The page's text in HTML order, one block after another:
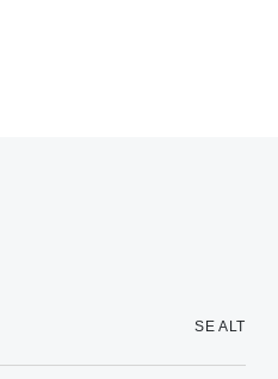
SE ALT